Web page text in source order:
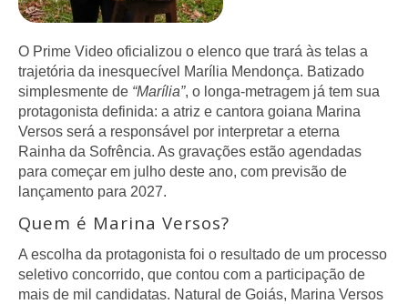
O Prime Video oficializou o elenco que trará às telas a
trajetória da inesquecível Marília Mendonça. Batizado
simplesmente de “Marília”, o longa-metragem já tem sua
protagonista definida: a atriz e cantora goiana Marina
Versos será a responsável por interpretar a eterna
Rainha da Sofrência. As gravações estão agendadas
para começar em julho deste ano, com previsão de
lançamento para 2027.
Quem é Marina Versos?
A escolha da protagonista foi o resultado de um processo
seletivo concorrido, que contou com a participação de
mais de mil candidatas. Natural de Goiás, Marina Versos